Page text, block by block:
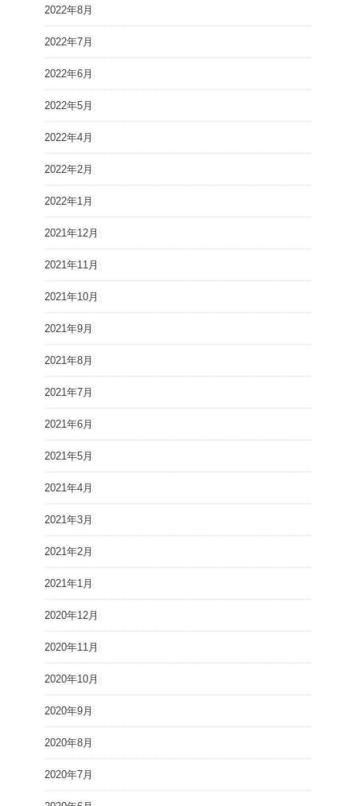
2022年8月
2022年7月
2022年6月
2022年5月
2022年4月
2022年2月
2022年1月
2021年12月
2021年11月
2021年10月
2021年9月
2021年8月
2021年7月
2021年6月
2021年5月
2021年4月
2021年3月
2021年2月
2021年1月
2020年12月
2020年11月
2020年10月
2020年9月
2020年8月
2020年7月